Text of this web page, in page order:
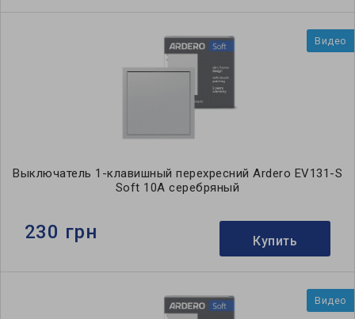
Видео
Выключатель 1-клавишный перехресний Ardero EV131-S
Soft 10А серебряный
230 грн Купить
Видео